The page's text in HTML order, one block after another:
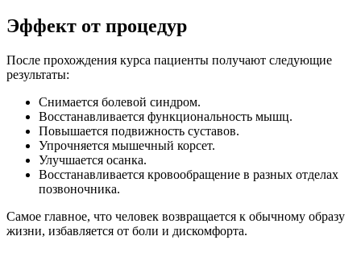
Эффект от процедур
После прохождения курса пациенты получают следующие
результаты:
Снимается болевой синдром.
Восстанавливается функциональность мышц.
Повышается подвижность суставов.
Упрочняется мышечный корсет.
Улучшается осанка.
Восстанавливается кровообращение в разных отделах
позвоночника.
Самое главное, что человек возвращается к обычному образу
жизни, избавляется от боли и дискомфорта.